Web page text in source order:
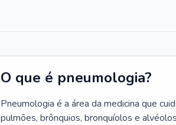
O que é pneumologia?
Pneumologia é a área da medicina que
pulmões, brônquios, bronquíolos e